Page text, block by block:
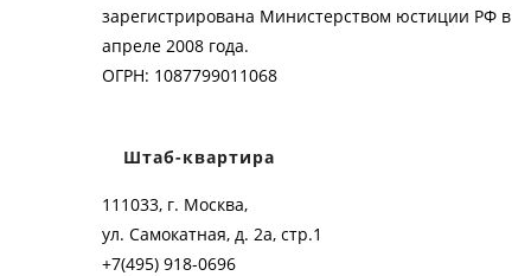
зарегистрирована Министерством юстиции РФ в
апреле 2008 года.
ОГРН: 1087799011068
Штаб-квартира
111033, г. Москва,
ул. Самокатная, д. 2а, стр.1
+7(495) 918-0696